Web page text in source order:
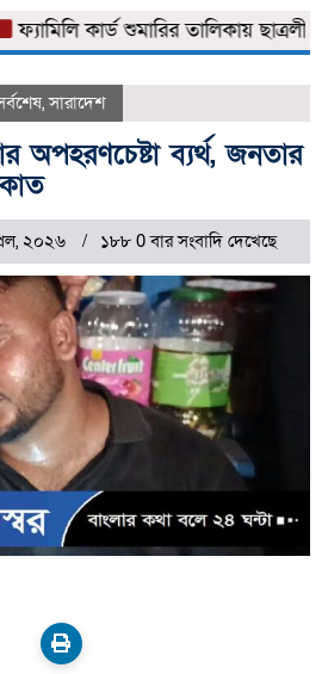
কার্ড শুমারির তালিকায় ছাত্রলীগ নেতা
,সারাদেশ
অপহরণচেষ্টা ব্যর্থ, জনতার
২০২৬ ১৮৮ 0 বার সংবাদি দেখেছে